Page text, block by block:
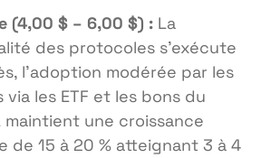
(4,00 $ – 6,00 $) : La
des protocoles s’exécute
l’adoption modérée par les
les ETF et les bons du
maintient une croissance
de 15 à 20 % atteignant 3 à 4